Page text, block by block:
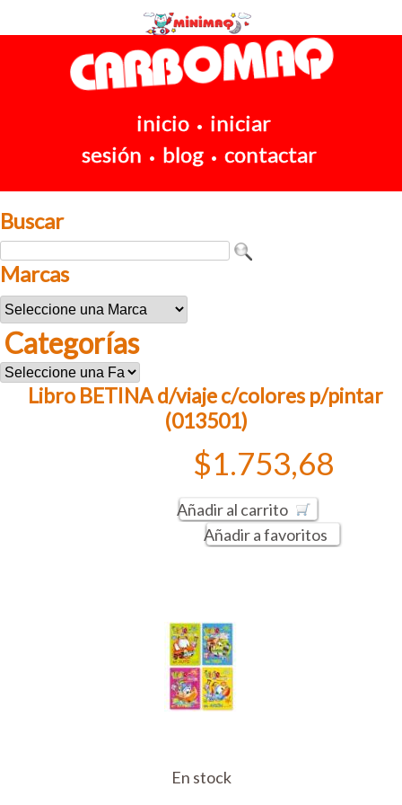
inicio • iniciar
sesión • blog • contactar
Buscar
Marcas
Categorías
Libro BETINA d/viaje c/colores p/pintar
(013501)
$1.753,68
Añadir al carrito
Añadir a favoritos
En stock